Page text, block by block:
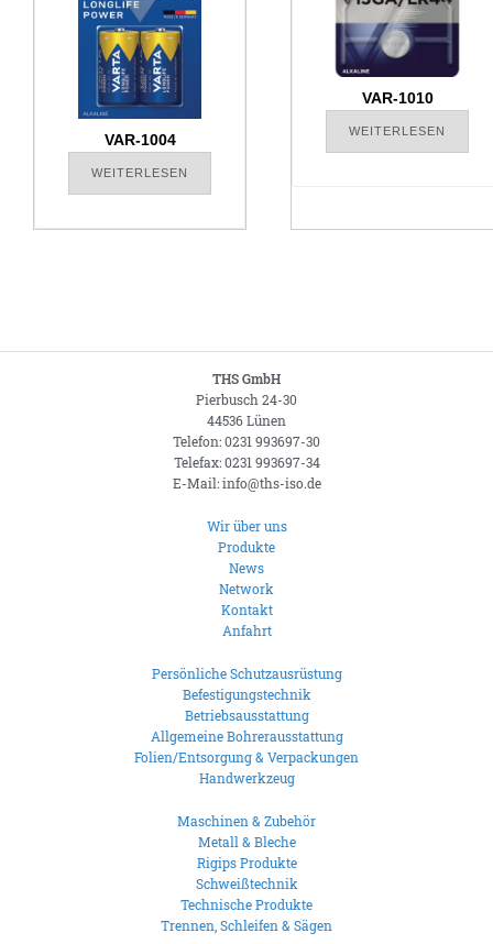
VAR-1004
WEITERLESEN
VAR-1010
WEITERLESEN
THS GmbH
Pierbusch 24-30
44536 Lünen
Telefon: 0231 993697-30
Telefax: 0231 993697-34
E-Mail: info@ths-iso.de
Wir über uns
Produkte
News
Network
Kontakt
Anfahrt
Persönliche Schutzausrüstung
Befestigungstechnik
Betriebsausstattung
Allgemeine Bohrerausstattung
Folien/Entsorgung & Verpackungen
Handwerkzeug
Maschinen & Zubehör
Metall & Bleche
Rigips Produkte
Schweißtechnik
Technische Produkte
Trennen, Schleifen & Sägen